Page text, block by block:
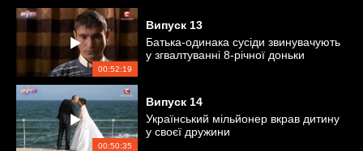
00:52:19
Випуск 13
Батька-одинака сусіди звинувачують
у згвалтуванні 8-річної доньки
00:50:35
Випуск 14
Український мільйонер вкрав дитину
у своєї дружини